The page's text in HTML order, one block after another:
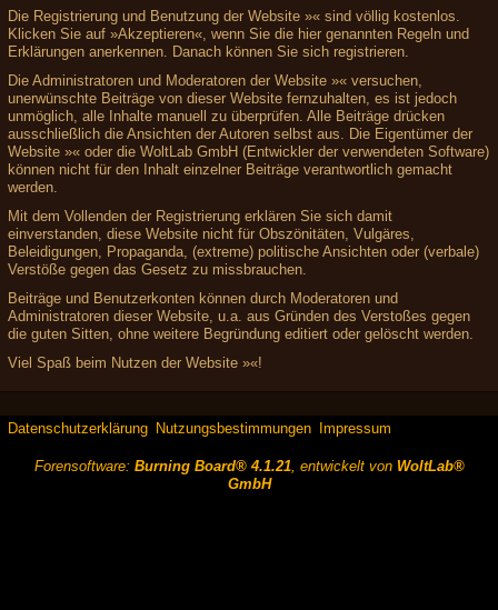
Die Registrierung und Benutzung der Website »« sind völlig kostenlos.
Klicken Sie auf »Akzeptieren«, wenn Sie die hier genannten Regeln und
Erklärungen anerkennen. Danach können Sie sich registrieren.
Die Administratoren und Moderatoren der Website »« versuchen,
unerwünschte Beiträge von dieser Website fernzuhalten, es ist jedoch
unmöglich, alle Inhalte manuell zu überprüfen. Alle Beiträge drücken
ausschließlich die Ansichten der Autoren selbst aus. Die Eigentümer der
Website »« oder die WoltLab GmbH (Entwickler der verwendeten Software)
können nicht für den Inhalt einzelner Beiträge verantwortlich gemacht
werden.
Mit dem Vollenden der Registrierung erklären Sie sich damit
einverstanden, diese Website nicht für Obszönitäten, Vulgäres,
Beleidigungen, Propaganda, (extreme) politische Ansichten oder (verbale)
Verstöße gegen das Gesetz zu missbrauchen.
Beiträge und Benutzerkonten können durch Moderatoren und
Administratoren dieser Website, u.a. aus Gründen des Verstoßes gegen
die guten Sitten, ohne weitere Begründung editiert oder gelöscht werden.
Viel Spaß beim Nutzen der Website »«!
Datenschutzerklärung Nutzungsbestimmungen Impressum
Forensoftware: Burning Board® 4.1.21, entwickelt von WoltLab®
GmbH